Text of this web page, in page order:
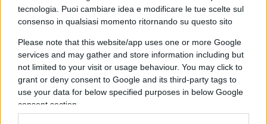
tecnologia. Puoi cambiare idea e modificare le tue scelte sul
consenso in qualsiasi momento ritornando su questo sito
Please note that this website/app uses one or more Google
services and may gather and store information including but
not limited to your visit or usage behaviour. You may click to
grant or deny consent to Google and its third-party tags to
use your data for below specified purposes in below Google
consent section.
una larga approvazione popolare lo metterebbe al
voteranno per lui, allora significherà che avranno
appoggiato la suaBrexit, chiedendo di passare
oltre e dedicarsi ai tanti altri temi da troppo
tempo in secondo piano.